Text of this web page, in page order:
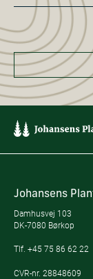
*
Johansens
Damhusvej 103
DK-7080 Børkop
Tlf. +45 75 86 62 22
CVR-nr. 28848609